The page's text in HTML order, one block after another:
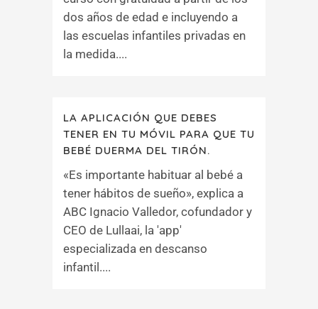
dos años de edad e incluyendo a
las escuelas infantiles privadas en
la medida....
LA APLICACIÓN QUE DEBES
TENER EN TU MÓVIL PARA QUE TU
BEBÉ DUERMA DEL TIRÓN.
«Es importante habituar al bebé a
tener hábitos de sueño», explica a
ABC Ignacio Valledor, cofundador y
CEO de Lullaai, la 'app'
especializada en descanso
infantil....